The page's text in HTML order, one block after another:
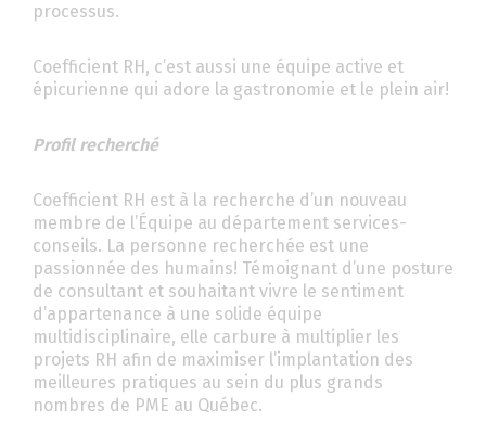
processus.
Coefficient RH, c’est aussi une équipe active et
épicurienne qui adore la gastronomie et le plein air!
Profil recherché
Coefficient RH est à la recherche d’un nouveau
membre de l’Équipe au département services-
conseils. La personne recherchée est une
passionnée des humains! Témoignant d’une posture
de consultant et souhaitant vivre le sentiment
d’appartenance à une solide équipe
multidisciplinaire, elle carbure à multiplier les
projets RH afin de maximiser l’implantation des
meilleures pratiques au sein du plus grands
nombres de PME au Québec.